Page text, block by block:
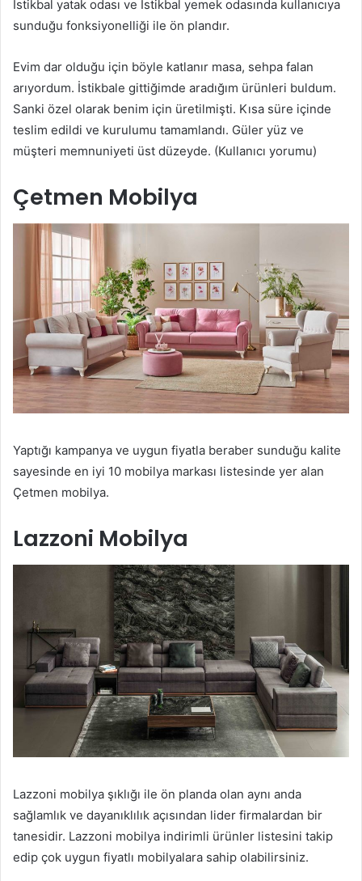
İstikbal yatak odası ve İstikbal yemek odasında kullanıcıya
sunduğu fonksiyonelliği ile ön plandır.
Evim dar olduğu için böyle katlanır masa, sehpa falan
arıyordum. İstikbale gittiğimde aradığım ürünleri buldum.
Sanki özel olarak benim için üretilmişti. Kısa süre içinde
teslim edildi ve kurulumu tamamlandı. Güler yüz ve
müşteri memnuniyeti üst düzeyde. (Kullanıcı yorumu)
Çetmen Mobilya
Yaptığı kampanya ve uygun fiyatla beraber sunduğu kalite
sayesinde en iyi 10 mobilya markası listesinde yer alan
Çetmen mobilya.
Lazzoni Mobilya
Lazzoni mobilya şıklığı ile ön planda olan aynı anda
sağlamlık ve dayanıklılık açısından lider firmalardan bir
tanesidir. Lazzoni mobilya indirimli ürünler listesini takip
edip çok uygun fiyatlı mobilyalara sahip olabilirsiniz.